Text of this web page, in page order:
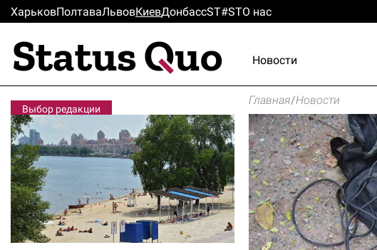
ХарьковПолтаваЛьвовКиевДонбассST#STО нас
Новости
Выбор редакции
Главная/Новости